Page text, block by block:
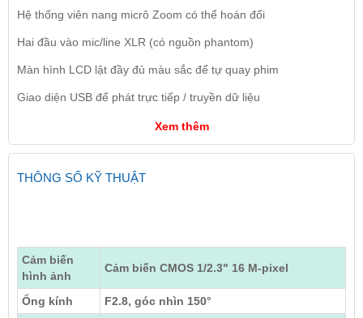
Hệ thống viên nang micrô Zoom có ​​thể hoán đổi
Hai đầu vào mic/line XLR (có nguồn phantom)
Màn hình LCD lật đầy đủ màu sắc để tự quay phim
Giao diện USB để phát trực tiếp / truyền dữ liệu
Xem thêm
THÔNG SỐ KỸ THUẬT
Cảm biến
hình ảnh
Cảm biến CMOS 1/2.3" 16 M-pixel
Ống kính
F2.8, góc nhìn 150°